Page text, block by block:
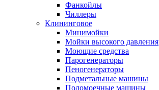
Фанкойлы
Чиллеры
Клининговое
Минимойки
Мойки высокого давления
Моющие средства
Парогенераторы
Пеногенераторы
Подметальные машины
Поломоечные машины